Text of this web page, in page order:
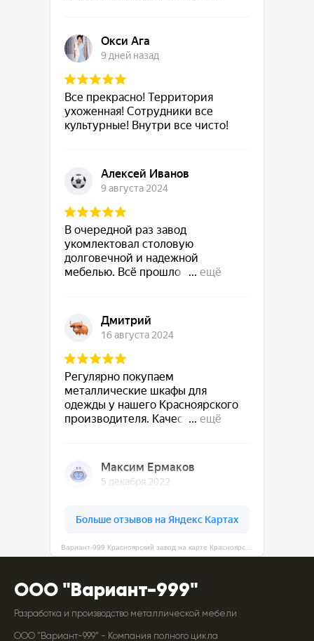
ООО "Вариант-999"
Разработка и производство металлической мебели
ООО "Вариант-999" - Компания полного цикла